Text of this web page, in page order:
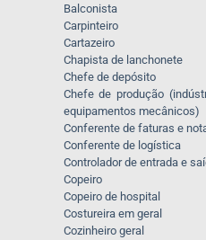
Balconista
Carpinteiro
Cartazeiro
Chapista de lanchonete
Chefe de depósito
Chefe de produção
equipamentos mecânicos)
Conferente de faturas e
Conferente de logística
Controlador de entrada e
Copeiro
Copeiro de hospital
Costureira em geral
Cozinheiro geral